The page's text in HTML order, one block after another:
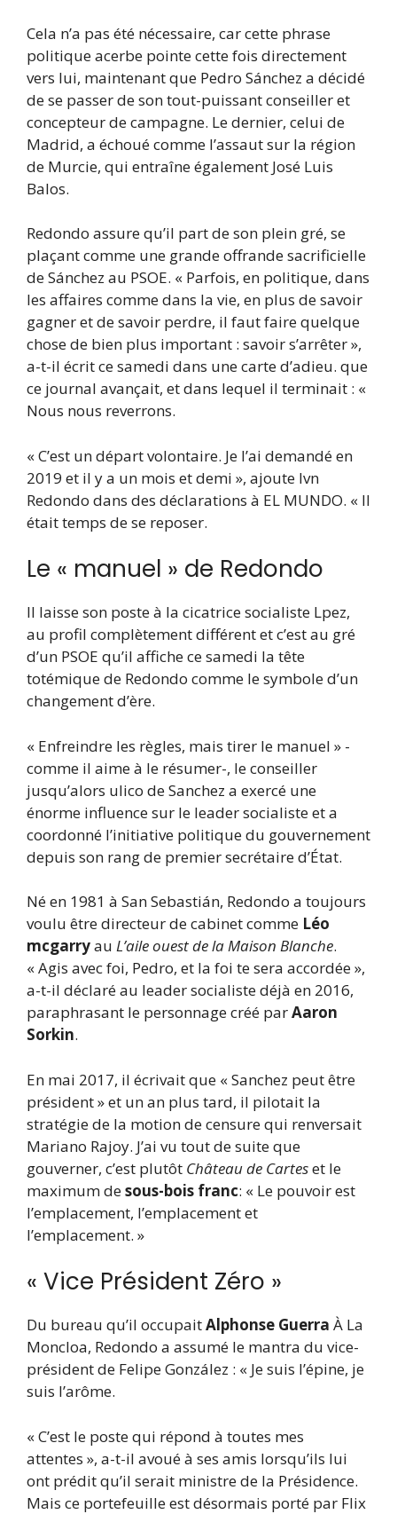
Cela n’a pas été nécessaire, car cette phrase
politique acerbe pointe cette fois directement
vers lui, maintenant que Pedro Sánchez a décidé
de se passer de son tout-puissant conseiller et
concepteur de campagne. Le dernier, celui de
Madrid, a échoué comme l’assaut sur la région
de Murcie, qui entraîne également José Luis
Balos.
Redondo assure qu’il part de son plein gré, se
plaçant comme une grande offrande sacrificielle
de Sánchez au PSOE. « Parfois, en politique, dans
les affaires comme dans la vie, en plus de savoir
gagner et de savoir perdre, il faut faire quelque
chose de bien plus important : savoir s’arrêter »,
a-t-il écrit ce samedi dans une carte d’adieu. que
ce journal avançait, et dans lequel il terminait : «
Nous nous reverrons.
« C’est un départ volontaire. Je l’ai demandé en
2019 et il y a un mois et demi », ajoute Ivn
Redondo dans des déclarations à EL MUNDO. « Il
était temps de se reposer.
Le « manuel » de Redondo
Il laisse son poste à la cicatrice socialiste Lpez,
au profil complètement différent et c’est au gré
d’un PSOE qu’il affiche ce samedi la tête
totémique de Redondo comme le symbole d’un
changement d’ère.
« Enfreindre les règles, mais tirer le manuel » -
comme il aime à le résumer-, le conseiller
jusqu’alors ulico de Sanchez a exercé une
énorme influence sur le leader socialiste et a
coordonné l’initiative politique du gouvernement
depuis son rang de premier secrétaire d’État.
Né en 1981 à San Sebastián, Redondo a toujours
voulu être directeur de cabinet comme Léo
mcgarryau L’aile ouest de la Maison Blanche.
« Agis avec foi, Pedro, et la foi te sera accordée »,
a-t-il déclaré au leader socialiste déjà en 2016,
paraphrasant le personnage créé parAaron
Sorkin.
En mai 2017, il écrivait que « Sanchez peut être
président » et un an plus tard, il pilotait la
stratégie de la motion de censure qui renversait
Mariano Rajoy. J’ai vu tout de suite que
gouverner, c’est plutôt Château de Carteset le
maximum desous-bois franc: « Le pouvoir est
l’emplacement, l’emplacement et
l’emplacement. »
« Vice Président Zéro »
Du bureau qu’il occupaitAlphonse Guerra À La
Moncloa, Redondo a assumé le mantra du vice-
président de Felipe González : « Je suis l’épine, je
suis l’arôme.
« C’est le poste qui répond à toutes mes
attentes », a-t-il avoué à ses amis lorsqu’ils lui
ont prédit qu’il serait ministre de la Présidence.
Mais ce portefeuille est désormais porté par Flix